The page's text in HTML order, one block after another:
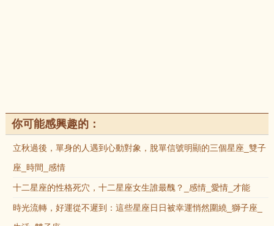
你可能感興趣的：
立秋過後，單身的人遇到心動對象，脫單信號明顯的三個星座_雙子
座_時間_感情
十二星座的性格死穴，十二星座女生誰最醜？_感情_愛情_才能
時光流轉，好運從不遲到：這些星座日日被幸運悄然圍繞_獅子座_